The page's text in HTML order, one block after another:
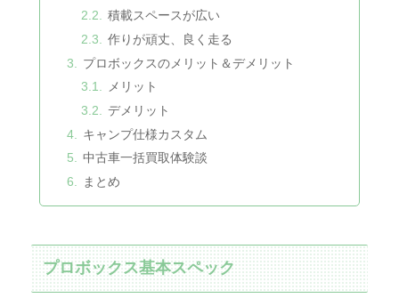
積載スペースが広い
作りが頑丈、良く走る
プロボックスのメリット＆デメリット
メリット
デメリット
キャンプ仕様カスタム
中古車一括買取体験談
まとめ
プロボックス基本スペック